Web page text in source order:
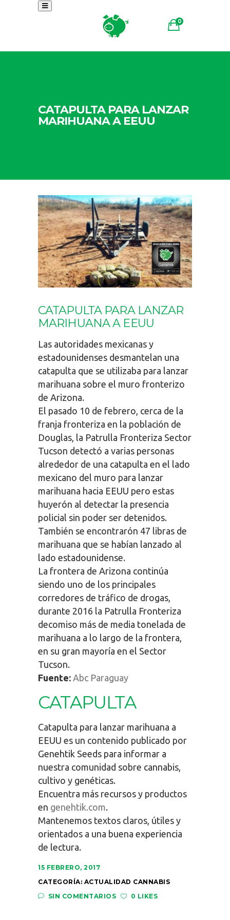
0
CATAPULTA PARA LANZAR
MARIHUANA A EEUU
CATAPULTA PARA LANZAR
MARIHUANA A EEUU
Las autoridades mexicanas y
estadounidenses desmantelan una
catapulta que se utilizaba para lanzar
marihuana sobre el muro fronterizo
de Arizona.
El pasado 10 de febrero, cerca de la
franja fronteriza en la población de
Douglas, la Patrulla Fronteriza Sector
Tucson detectó a varias personas
alrededor de una catapulta en el lado
mexicano del muro para lanzar
marihuana hacia EEUU pero estas
huyerón al detectar la presencia
policial sin poder ser detenidos.
También se encontrarón 47 libras de
marihuana que se habían lanzado al
lado estadounidense.
La frontera de Arizona continúa
siendo uno de los principales
corredores de tráfico de drogas,
durante 2016 la Patrulla Fronteriza
decomiso más de media tonelada de
marihuana a lo largo de la frontera,
en su gran mayoría en el Sector
Tucson.
Fuente: Abc Paraguay
CATAPULTA
Catapulta para lanzar marihuana a
EEUU es un contenido publicado por
Genehtik Seeds para informar a
nuestra comunidad sobre cannabis,
cultivo y genéticas.
Encuentra más recursos y productos
en genehtik.com.
Mantenemos textos claros, útiles y
orientados a una buena experiencia
de lectura.
15 FEBRERO, 2017
CATEGORÍA: ACTUALIDAD CANNABIS
SIN COMENTARIOS
0 LIKES